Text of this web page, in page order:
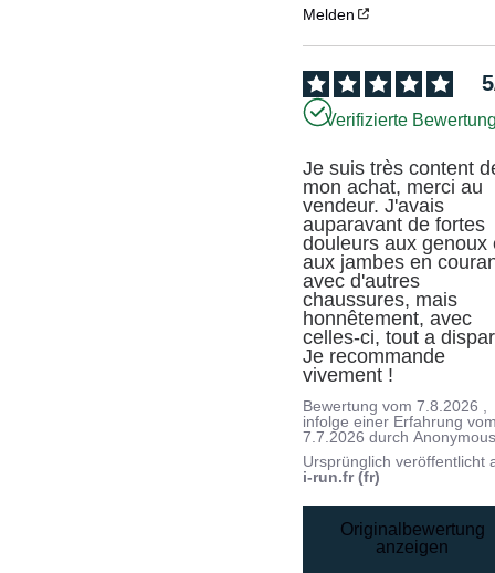
Melden
5
Verifizierte
Je suis très content
mon achat, merci au
vendeur. J'avais
auparavant de fortes
douleurs aux genoux
aux jambes en
avec d'autres
chaussures, mais
honnêtement, avec
celles-ci, tout a
Je recommande
vivement !
Bewertung vom7.8.2026
infolge einer Erfahrung
7.7.2026 durch
Ursprünglich veröffentlicht
i-run.fr (fr)
Originalbewertung
anzeigen